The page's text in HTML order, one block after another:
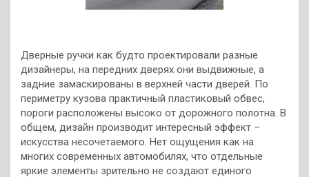
Дверные ручки как будто проектировали разные
дизайнеры, на передних дверях они выдвижные, а
задние замаскированы в верхней части дверей. По
периметру кузова практичный пластиковый обвес,
пороги расположены высоко от дорожного полотна. В
общем, дизайн производит интересный эффект –
искусства несочетаемого. Нет ощущения как на
многих современных автомобилях, что отдельные
яркие элементы зрительно не создают единого